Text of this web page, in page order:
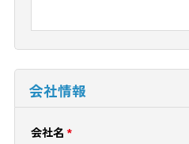
会社情報
会社名*